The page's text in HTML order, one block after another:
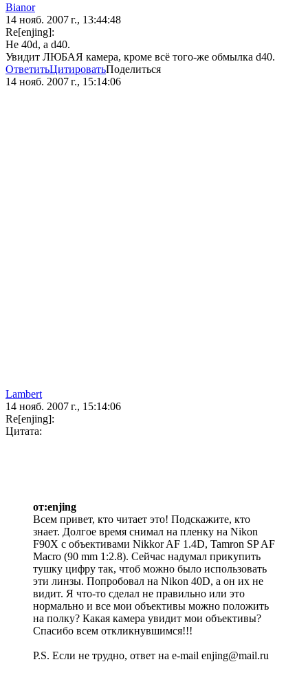
Bianor
14 нояб. 2007 г., 13:44:48
Re[enjing]:
Не 40d, а d40.
Увидит ЛЮБАЯ камера, кроме всё того-же обмылка d40.
ОтветитьЦитироватьПоделиться
14 нояб. 2007 г., 15:14:06
Lambert
14 нояб. 2007 г., 15:14:06
Re[enjing]:
Цитата:
от:enjing
Всем привет, кто читает это! Подскажите, кто
знает. Долгое время снимал на пленку на Nikon
F90X с объективами Nikkor AF 1.4D, Tamron SP AF
Macro (90 mm 1:2.8). Сейчас надумал прикупить
тушку цифру так, чтоб можно было использовать
эти линзы. Попробовал на Nikon 40D, а он их не
видит. Я что-то сделал не правильно или это
нормально и все мои объективы можно положить
на полку? Какая камера увидит мои объективы?
Спасибо всем откликнувшимся!!!
P.S. Если не трудно, ответ на e-mail enjing@mail.ru